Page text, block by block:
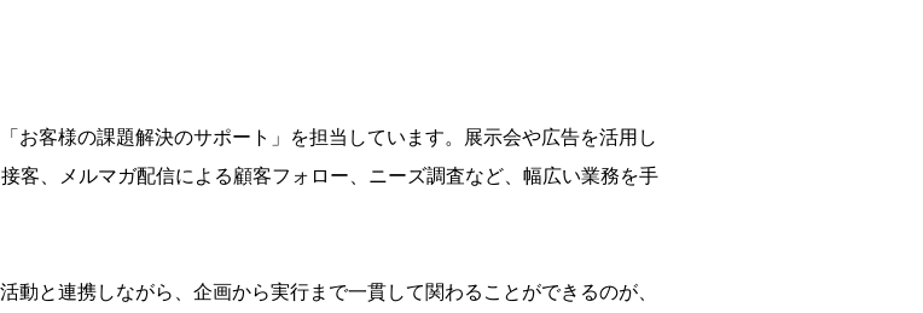
お客様の課題解決のサポート」を担当しています。展示会や広告を活用し
客、メルマガ配信による顧客フォロー、ニーズ調査など、幅広い業務を手
動と連携しながら、企画から実行まで一貫して関わることができるのが、